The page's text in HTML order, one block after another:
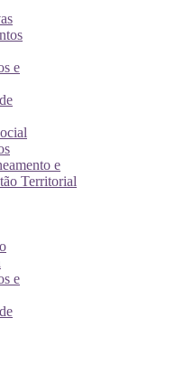
e
e
Territorial
e